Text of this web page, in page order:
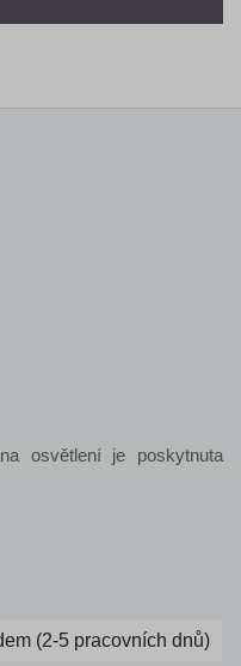
osvětlení je poskytnuta
(2-5 pracovních dnů)